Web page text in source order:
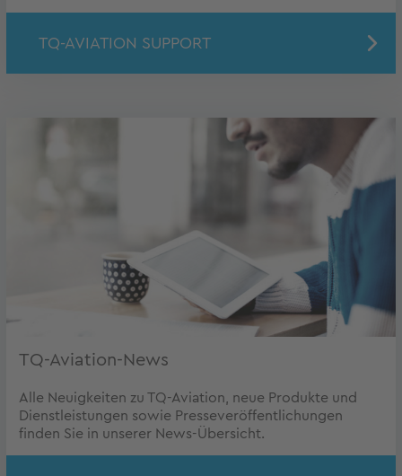
TQ-AVIATION SUPPORT
TQ-Aviation-News
Alle Neuigkeiten zu TQ-Aviation, neue Produkte und
Dienstleistungen sowie Presseveröffentlichungen
finden Sie in unserer News-Übersicht.